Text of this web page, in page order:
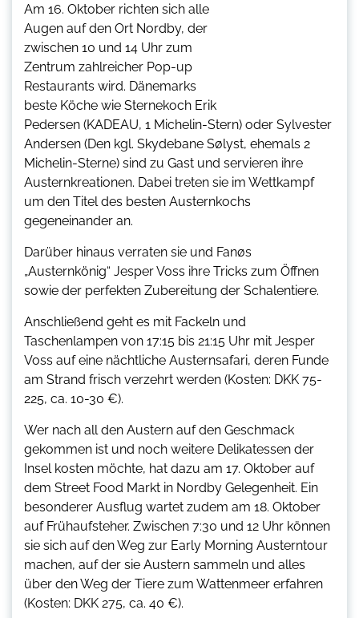
Am 16. Oktober richten sich alle
Augen auf den Ort Nordby, der
zwischen 10 und 14 Uhr zum
Zentrum zahlreicher Pop-up
Restaurants wird. Dänemarks
beste Köche wie Sternekoch Erik
Pedersen (KADEAU, 1 Michelin-Stern) oder Sylvester
Andersen (Den kgl. Skydebane Sølyst, ehemals 2
Michelin-Sterne) sind zu Gast und servieren ihre
Austernkreationen. Dabei treten sie im Wettkampf
um den Titel des besten Austernkochs
gegeneinander an.
Darüber hinaus verraten sie und Fanøs
„Austernkönig“ Jesper Voss ihre Tricks zum Öffnen
sowie der perfekten Zubereitung der Schalentiere.
Anschließend geht es mit Fackeln und
Taschenlampen von 17:15 bis 21:15 Uhr mit Jesper
Voss auf eine nächtliche Austernsafari, deren Funde
am Strand frisch verzehrt werden (Kosten: DKK 75-
225, ca. 10-30 €).
Wer nach all den Austern auf den Geschmack
gekommen ist und noch weitere Delikatessen der
Insel kosten möchte, hat dazu am 17. Oktober auf
dem Street Food Markt in Nordby Gelegenheit. Ein
besonderer Ausflug wartet zudem am 18. Oktober
auf Frühaufsteher. Zwischen 7:30 und 12 Uhr können
sie sich auf den Weg zur Early Morning Austerntour
machen, auf der sie Austern sammeln und alles
über den Weg der Tiere zum Wattenmeer erfahren
(Kosten: DKK 275, ca. 40 €).